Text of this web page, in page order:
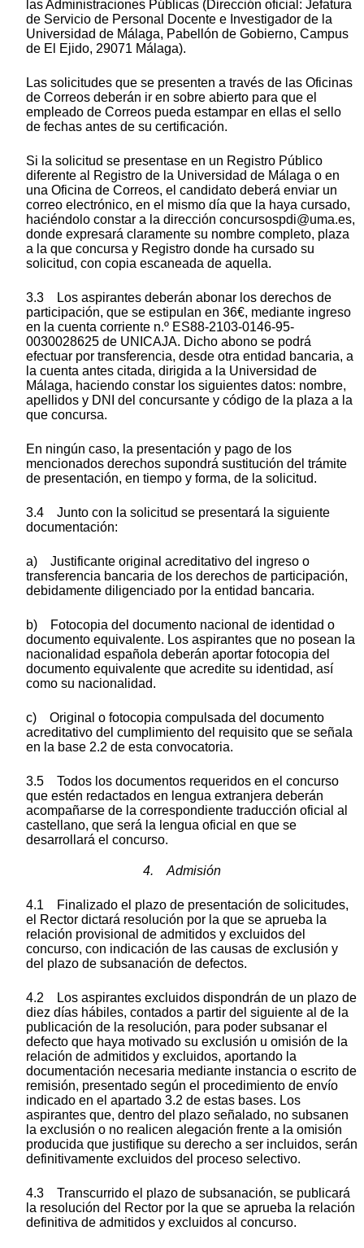
las Administraciones Públicas (Dirección oficial: Jefatura
de Servicio de Personal Docente e Investigador de la
Universidad de Málaga, Pabellón de Gobierno, Campus
de El Ejido, 29071 Málaga).
Las solicitudes que se presenten a través de las Oficinas
de Correos deberán ir en sobre abierto para que el
empleado de Correos pueda estampar en ellas el sello
de fechas antes de su certificación.
Si la solicitud se presentase en un Registro Público
diferente al Registro de la Universidad de Málaga o en
una Oficina de Correos, el candidato deberá enviar un
correo electrónico, en el mismo día que la haya cursado,
haciéndolo constar a la dirección concursospdi@uma.es,
donde expresará claramente su nombre completo, plaza
a la que concursa y Registro donde ha cursado su
solicitud, con copia escaneada de aquella.
3.3 Los aspirantes deberán abonar los derechos de
participación, que se estipulan en 36€, mediante ingreso
en la cuenta corriente n.º ES88-2103-0146-95-
0030028625 de UNICAJA. Dicho abono se podrá
efectuar por transferencia, desde otra entidad bancaria, a
la cuenta antes citada, dirigida a la Universidad de
Málaga, haciendo constar los siguientes datos: nombre,
apellidos y DNI del concursante y código de la plaza a la
que concursa.
En ningún caso, la presentación y pago de los
mencionados derechos supondrá sustitución del trámite
de presentación, en tiempo y forma, de la solicitud.
3.4 Junto con la solicitud se presentará la siguiente
documentación:
a) Justificante original acreditativo del ingreso o
transferencia bancaria de los derechos de participación,
debidamente diligenciado por la entidad bancaria.
b) Fotocopia del documento nacional de identidad o
documento equivalente. Los aspirantes que no posean la
nacionalidad española deberán aportar fotocopia del
documento equivalente que acredite su identidad, así
como su nacionalidad.
c) Original o fotocopia compulsada del documento
acreditativo del cumplimiento del requisito que se señala
en la base 2.2 de esta convocatoria.
3.5 Todos los documentos requeridos en el concurso
que estén redactados en lengua extranjera deberán
acompañarse de la correspondiente traducción oficial al
castellano, que será la lengua oficial en que se
desarrollará el concurso.
4. Admisión
4.1 Finalizado el plazo de presentación de solicitudes,
el Rector dictará resolución por la que se aprueba la
relación provisional de admitidos y excluidos del
concurso, con indicación de las causas de exclusión y
del plazo de subsanación de defectos.
4.2 Los aspirantes excluidos dispondrán de un plazo de
diez días hábiles, contados a partir del siguiente al de la
publicación de la resolución, para poder subsanar el
defecto que haya motivado su exclusión u omisión de la
relación de admitidos y excluidos, aportando la
documentación necesaria mediante instancia o escrito de
remisión, presentado según el procedimiento de envío
indicado en el apartado 3.2 de estas bases. Los
aspirantes que, dentro del plazo señalado, no subsanen
la exclusión o no realicen alegación frente a la omisión
producida que justifique su derecho a ser incluidos, serán
definitivamente excluidos del proceso selectivo.
4.3 Transcurrido el plazo de subsanación, se publicará
la resolución del Rector por la que se aprueba la relación
definitiva de admitidos y excluidos al concurso.